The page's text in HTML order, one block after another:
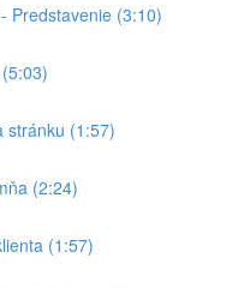
Predstavenie (3:10)
stránku (1:57)
(2:24)
(1:57)